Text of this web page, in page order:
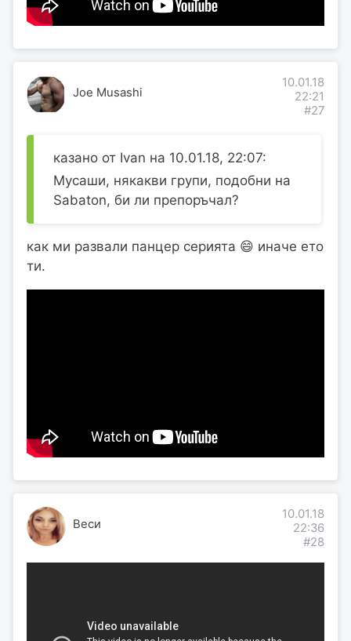
Joe Musashi
10.01.18
22:21
#27
казано от Ivan на 10.01.18, 22:07:
Мусаши, някакви групи, подобни на
Sabaton, би ли препоръчал?
как ми развали панцер серията 😄 иначе ето
ти.
Веси
10.01.18
22:36
#28